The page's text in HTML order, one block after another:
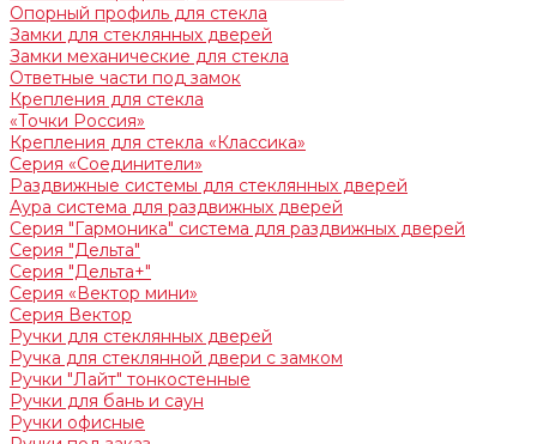
Опорный профиль для стекла
Замки для стеклянных дверей
Замки механические для стекла
Ответные части под замок
Крепления для стекла
«Точки Россия»
Крепления для стекла «Классика»
Серия «Соединители»
Раздвижные системы для стеклянных дверей
Аура система для раздвижных дверей
Серия "Гармоника" система для раздвижных дверей
Серия "Дельта"
Серия "Дельта+"
Серия «Вектор мини»
Серия Вектор
Ручки для стеклянных дверей
Ручка для стеклянной двери с замком
Ручки "Лайт" тонкостенные
Ручки для бань и саун
Ручки офисные